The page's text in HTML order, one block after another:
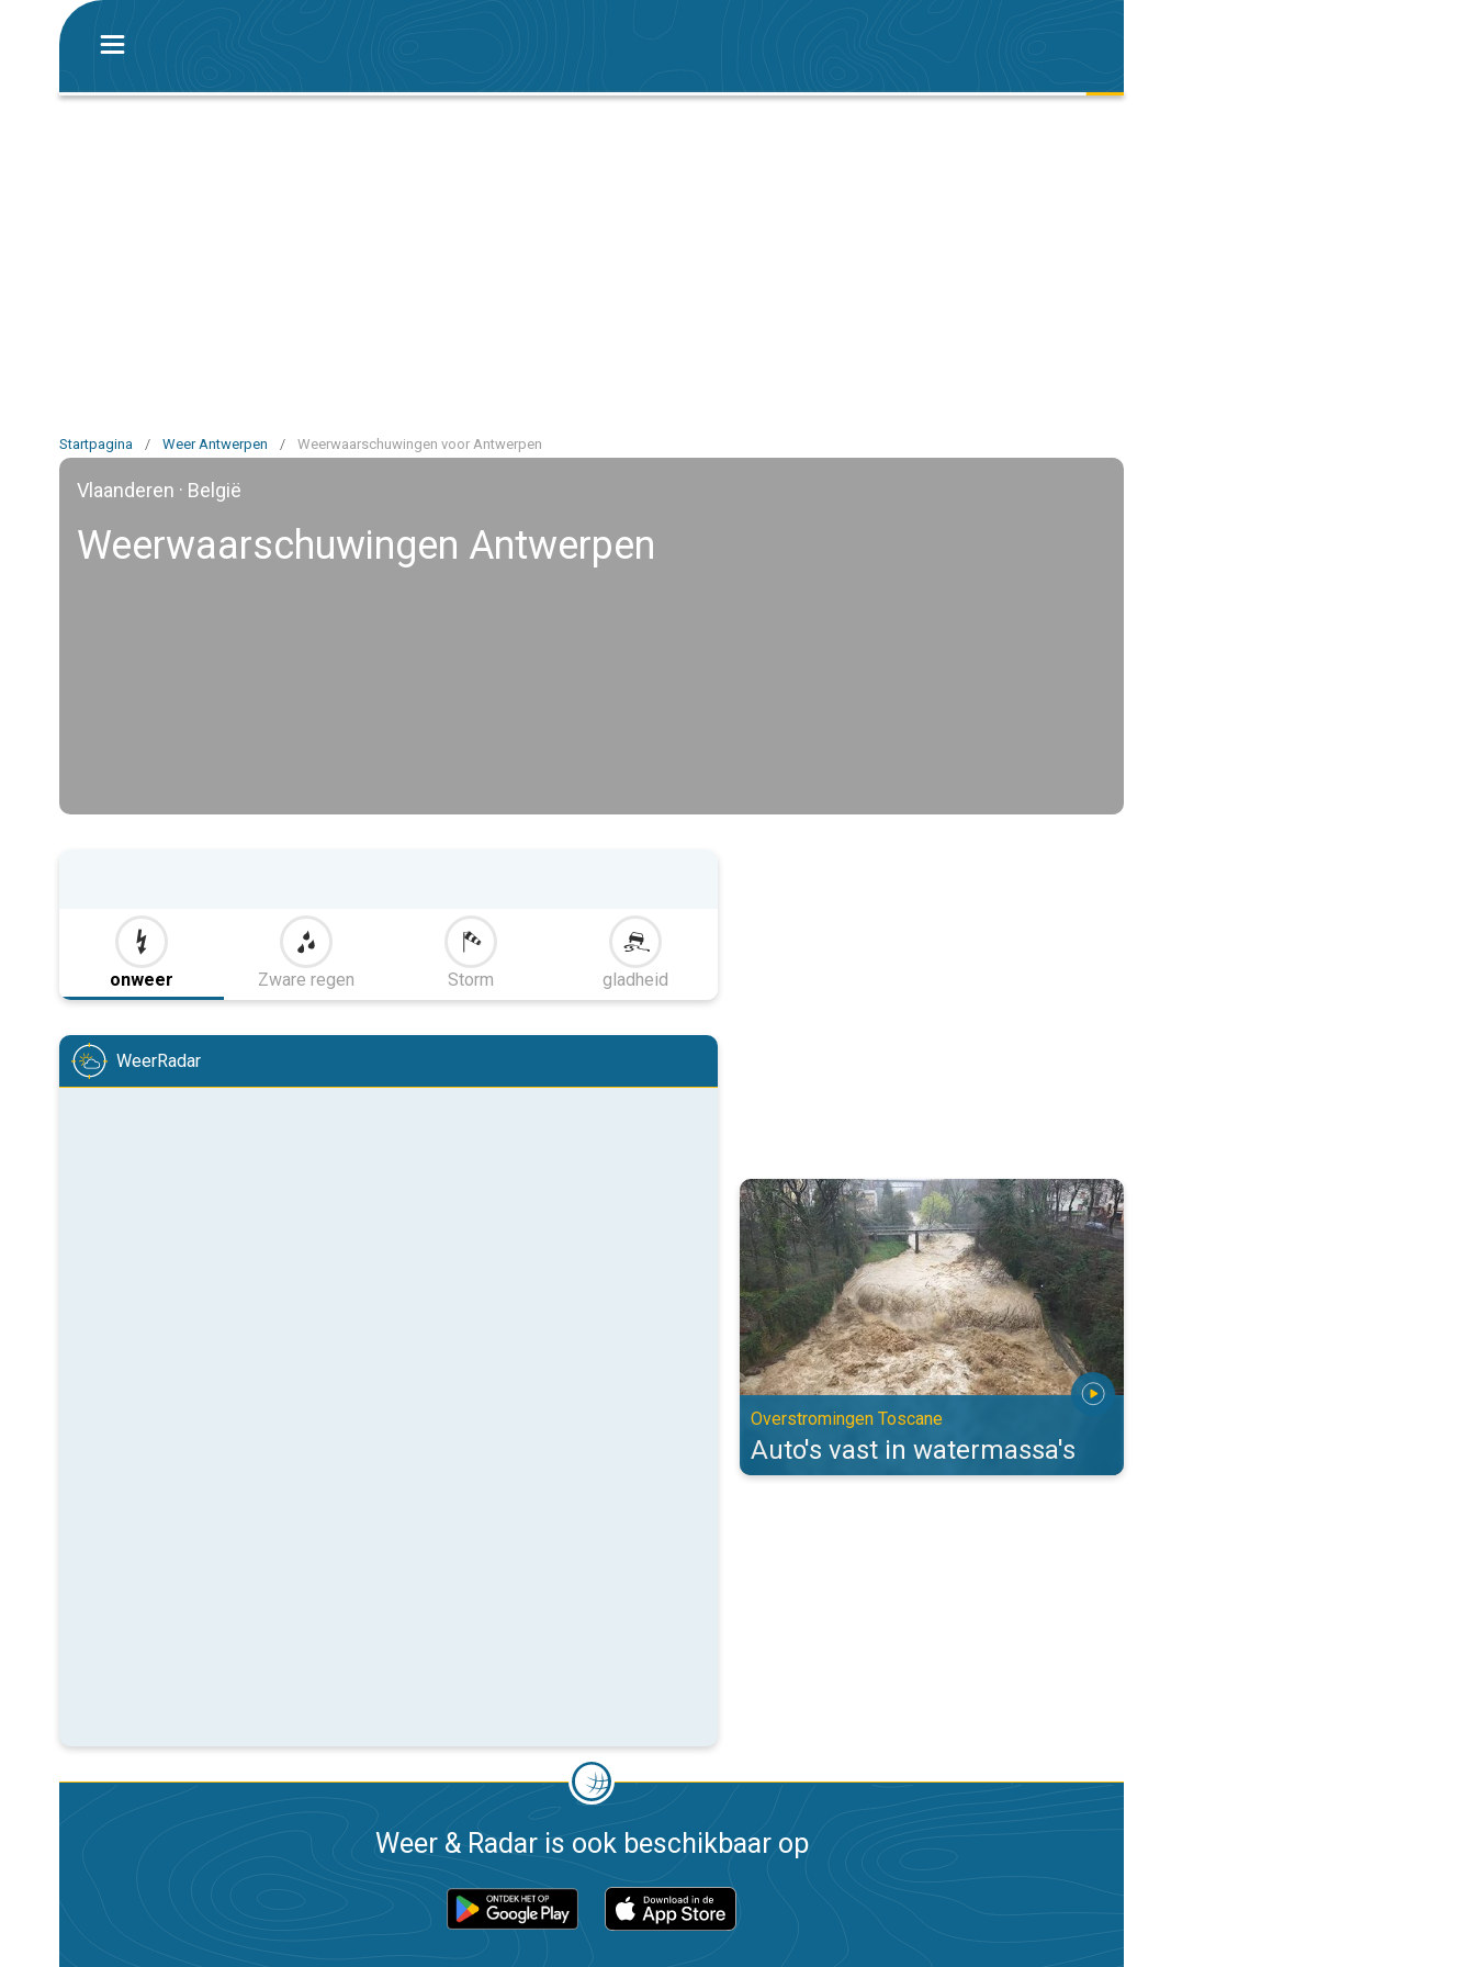
Startpagina / Weer Antwerpen / Weerwaarschuwingen voor Antwerpen
Vlaanderen · België
Weerwaarschuwingen Antwerpen
onweer Zware regen Storm gladheid
WeerRadar
Auto's vast in watermassa's. Overstromingen Toscane. . .
Overstromingen Toscane
Auto's vast in watermassa's
Weer & Radar is ook beschikbaar op